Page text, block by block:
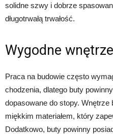
solidne szwy i dobrze
długotrwałą trwałość.
Wygodne wnętrze
Praca na budowie często
chodzenia, dlatego buty
dopasowane do stopy. Wnętrze
miękkim materiałem, który
Dodatkowo, buty powinny